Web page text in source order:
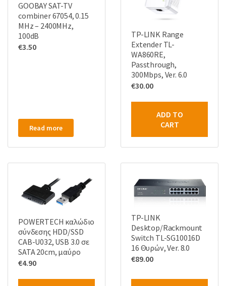
GOOBAY SAT-TV
combiner 67054, 0.15
MHz – 2400MHz,
100dB
€3.50
Read more
TP-LINK Range
Extender TL-
WA860RE,
Passthrough,
300Mbps, Ver. 6.0
€30.00
ADD TO
CART
POWERTECH καλώδιο
σύνδεσης HDD/SSD
CAB-U032, USB 3.0 σε
SATA 20cm, μαύρο
€4.90
TP-LINK
Desktop/Rackmount
Switch TL-SG10016D
16 Θυρών, Ver. 8.0
€89.00